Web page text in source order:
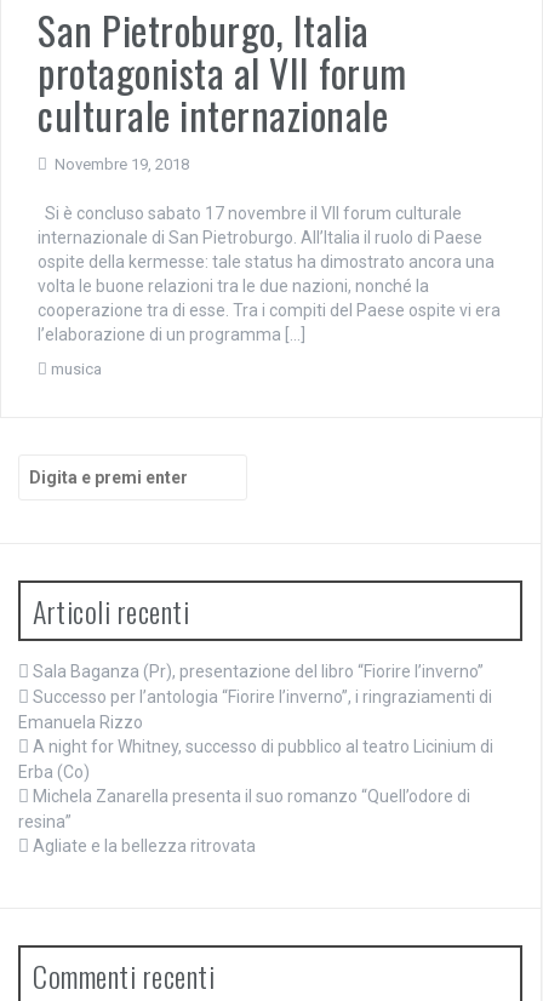
San Pietroburgo, Italia
protagonista al VII forum
culturale internazionale
Novembre 19, 2018
Si è concluso sabato 17 novembre il VII forum culturale
internazionale di San Pietroburgo. All’Italia il ruolo di Paese
ospite della kermesse: tale status ha dimostrato ancora una
volta le buone relazioni tra le due nazioni, nonché la
cooperazione tra di esse. Tra i compiti del Paese ospite vi era
l’elaborazione di un programma […]
musica
Articoli recenti
Sala Baganza (Pr), presentazione del libro “Fiorire l’inverno”
Successo per l’antologia “Fiorire l’inverno”, i ringraziamenti di
Emanuela Rizzo
A night for Whitney, successo di pubblico al teatro Licinium di
Erba (Co)
Michela Zanarella presenta il suo romanzo “Quell’odore di
resina”
Agliate e la bellezza ritrovata
Commenti recenti